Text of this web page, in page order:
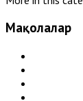
Мақолалар